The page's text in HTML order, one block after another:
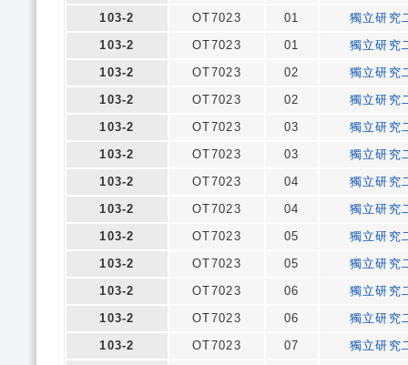
103-2 OT7023 01
獨立研究
103-2
OT7023 01
獨立研究
103-2
OT7023 02
獨立研究
103-2
OT7023 02
獨立研究
103-2
OT7023 03
獨立研究
103-2
OT7023 03
獨立研究
103-2
OT7023 04
獨立研究
103-2
OT7023 04
獨立研究
103-2
OT7023 05
獨立研究
103-2
OT7023 05
獨立研究
103-2
OT7023 06
獨立研究
103-2
OT7023 06
獨立研究
103-2
OT7023 07
獨立研究